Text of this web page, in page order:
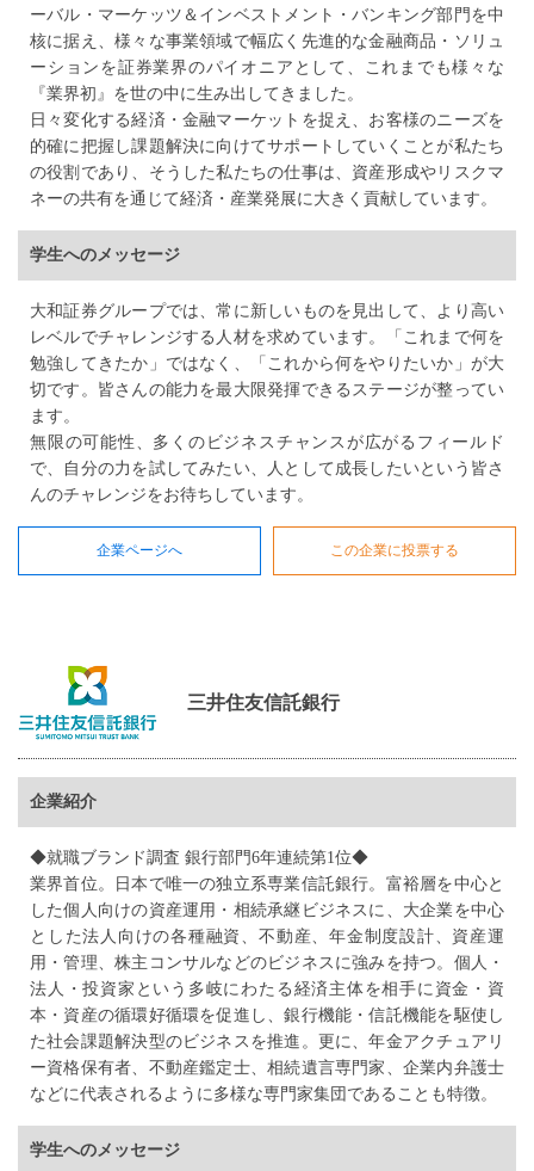
ーバル・マーケッツ＆インベストメント・バンキング部門を中
核に据え、様々な事業領域で幅広く先進的な金融商品・ソリュ
ーションを証券業界のパイオニアとして、これまでも様々な
『業界初』を世の中に生み出してきました。
日々変化する経済・金融マーケットを捉え、お客様のニーズを
的確に把握し課題解決に向けてサポートしていくことが私たち
の役割であり、そうした私たちの仕事は、資産形成やリスクマ
ネーの共有を通じて経済・産業発展に大きく貢献しています。
学生へのメッセージ
大和証券グループでは、常に新しいものを見出して、より高い
レベルでチャレンジする人材を求めています。「これまで何を
勉強してきたか」ではなく、「これから何をやりたいか」が大
切です。皆さんの能力を最大限発揮できるステージが整ってい
ます。
無限の可能性、多くのビジネスチャンスが広がるフィールド
で、自分の力を試してみたい、人として成長したいという皆さ
んのチャレンジをお待ちしています。
企業ページへ この企業に投票する
三井住友信託銀行
企業紹介
◆就職ブランド調査 銀行部門6年連続第1位◆
業界首位。日本で唯一の独立系専業信託銀行。富裕層を中心と
した個人向けの資産運用・相続承継ビジネスに、大企業を中心
とした法人向けの各種融資、不動産、年金制度設計、資産運
用・管理、株主コンサルなどのビジネスに強みを持つ。個人・
法人・投資家という多岐にわたる経済主体を相手に資金・資
本・資産の循環好循環を促進し、銀行機能・信託機能を駆使し
た社会課題解決型のビジネスを推進。更に、年金アクチュアリ
ー資格保有者、不動産鑑定士、相続遺言専門家、企業内弁護士
などに代表されるように多様な専門家集団であることも特徴。
学生へのメッセージ